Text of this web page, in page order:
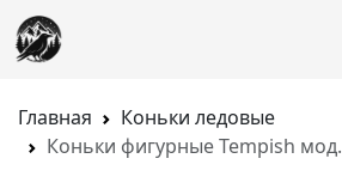
Главная
Коньки ледовые
Коньки фигурные Tempish мод.